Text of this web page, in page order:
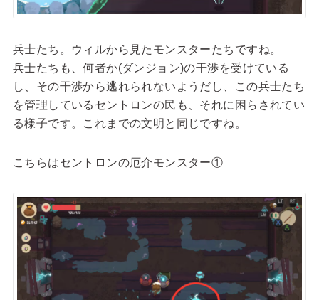
兵士たち。ウィルから見たモンスターたちですね。
兵士たちも、何者か(ダンジョン)の干渉を受けている
し、その干渉から逃れられないようだし、この兵士たち
を管理しているセントロンの民も、それに困らされてい
る様子です。これまでの文明と同じですね。
こちらはセントロンの厄介モンスター①